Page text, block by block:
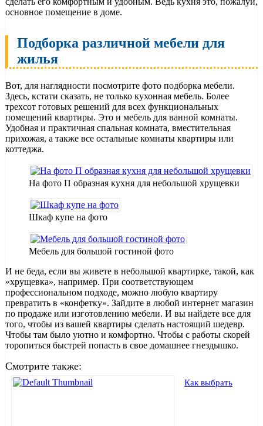
основное помещение в доме.
Подборка различной мебели для
жилья
Вот, для наглядности посмотрите фото подборка мебели.
Здесь, кстати сказать, не только кухонная мебель. Более
трехсот готовых решений для всех функциональных
помещений квартиры. Это и мебель для ванной комнаты.
Удобная и практичная спальная комната, вместительная
прихожая, а также все остальные комнаты квартиры или
коттеджа.
На фото П образная кухня для небольшой хрущевки
Шкаф купе на фото
Мебель для большой гостиной фото
И не беда, если вы живете в небольшой квартирке, такой, как
«хрущевка», например. При соответствующем
профессиональном подходе, можно любую квартиру
превратить в «конфетку». Зайдите в любой интернет магазин
по продаже или изготовлению мебели. И вы найдете все для
того, чтобы из вашей квартиры сделать настоящий шедевр.
Чтобы там было уютно и комфортно. Чтобы с работы скорей
торопиться быстрей попасть в свое домашнее гнездышко.
Смотрите также:
Как выбрать